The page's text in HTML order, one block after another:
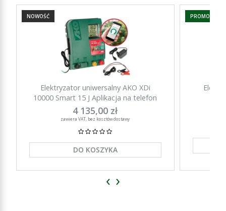
Elektryzator uniwersalny AKO XDi
10000 Smart 15 J Aplikacja na telefon
4 135,00 zł
zawiera VAT, bez kosztów dostawy
DO KOSZYKA
NOWOŚĆ PROMOCJA
‹ ›